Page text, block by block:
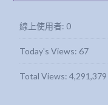
線上使用者: 0
Today's Views: 67
Total Views: 4,291,379